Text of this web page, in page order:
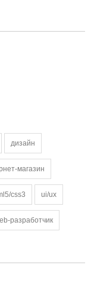
дизайн
магазин
css3 ui/ux
разработчик